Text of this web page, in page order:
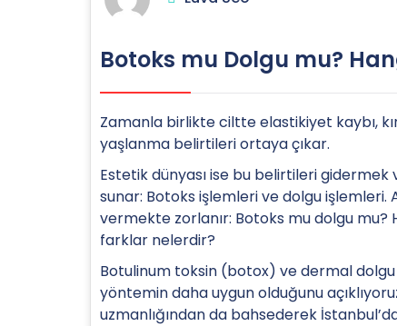
Botoks mu Dolgu mu?
Zamanla birlikte ciltte elastikiyet kaybı,
yaşlanma belirtileri ortaya çıkar.
Estetik dünyası ise bu belirtileri
sunar: Botoks işlemleri ve dolgu işlemleri.
vermekte zorlanır: Botoks mu dolgu
farklar nelerdir?
Botulinum toksin (botox) ve dermal dolgu
yöntemin daha uygun olduğunu
uzmanlığından da bahsederek